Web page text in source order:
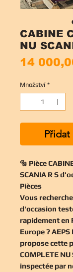
CABINE
NU
14
Množství *
🔩 Pièce
SCANIA R S
Pièces
Vous
d'occasion
rapidement en
Europe ?
propose cette
COMPLETE NU
inspectée par